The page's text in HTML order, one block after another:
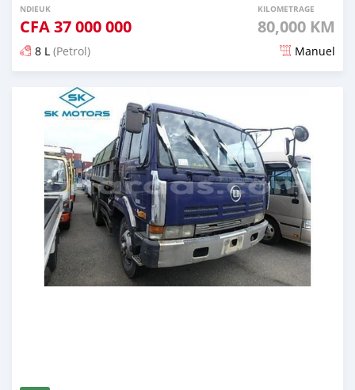
NDIEUK
CFA37 000 000
KILOMETRAGE
80,000 KM
8 L (Petrol) Manuel
Dougal na niou ko depuis over 5 years